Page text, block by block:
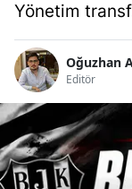
Yönetim
Oğuzhan
Editör